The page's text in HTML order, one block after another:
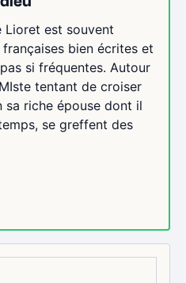
Lioret est souvent
bien écrites et
si fréquentes. Autour
tentant de croiser
sa riche épouse dont il
se greffent des